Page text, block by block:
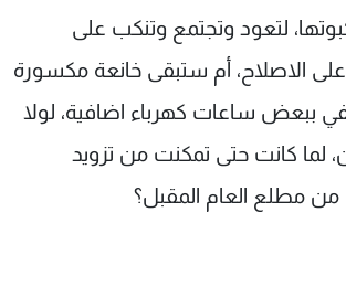
لتعود وتجتمع وتنكب على
الاصلاح، أم ستبقى خانعة مكسورة
ببعض ساعات كهرباء اضافية، لولا
لما كانت حتى تمكنت من تزويد
من مطلع العام المقبل؟